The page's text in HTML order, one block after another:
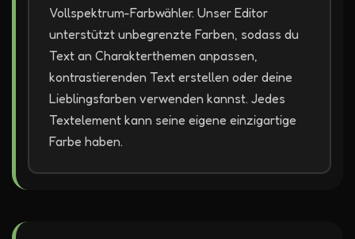
Vollspektrum-Farbwähler. Unser Editor
unterstützt unbegrenzte Farben, sodass du
Text an Charakterthemen anpassen,
kontrastierenden Text erstellen oder deine
Lieblingsfarben verwenden kannst. Jedes
Textelement kann seine eigene einzigartige
Farbe haben.